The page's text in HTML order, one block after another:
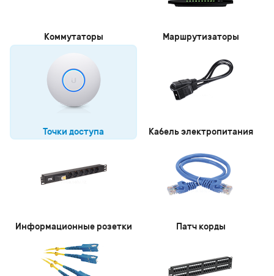
Коммутаторы Маршрутизаторы
Точки доступа Кабель электропитания
Информационные розетки Патч корды